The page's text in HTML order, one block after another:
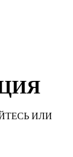
ИЛИ